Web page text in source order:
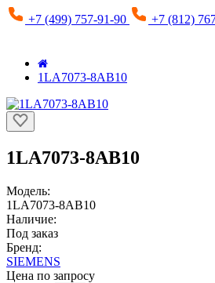
+7 (499) 757-91-90 +7 (812)
1LA7073-8AB10
1LA7073-8AB10
Модель:
1LA7073-8AB10
Наличие:
Под заказ
Бренд:
SIEMENS
Цена по запросу